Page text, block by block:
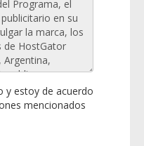
y estoy de acuerdo
mencionados